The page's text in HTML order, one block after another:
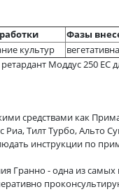
Фазы
культур
Моддус 250 ЕС
средствами как
Риа, Тилт Турбо, Альто
инструкции по
Гранно - одна из